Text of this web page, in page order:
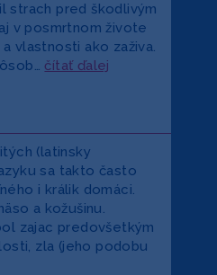
strach pred škodlivým
v posmrtnom živote
vlastnosti ako zaživa.
čítať ďalej
(latinsky
sa takto často
i králik domáci.
a kožušinu.
zajac predovšetkým
zla (jeho podobu